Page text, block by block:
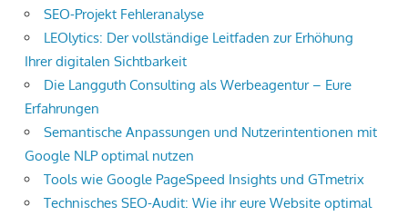
SEO-Projekt Fehleranalyse
LEOlytics: Der vollständige Leitfaden zur Erhöhung
Ihrer digitalen Sichtbarkeit
Die Langguth Consulting als Werbeagentur – Eure
Erfahrungen
Semantische Anpassungen und Nutzerintentionen mit
Google NLP optimal nutzen
Tools wie Google PageSpeed Insights und GTmetrix
Technisches SEO-Audit: Wie ihr eure Website optimal